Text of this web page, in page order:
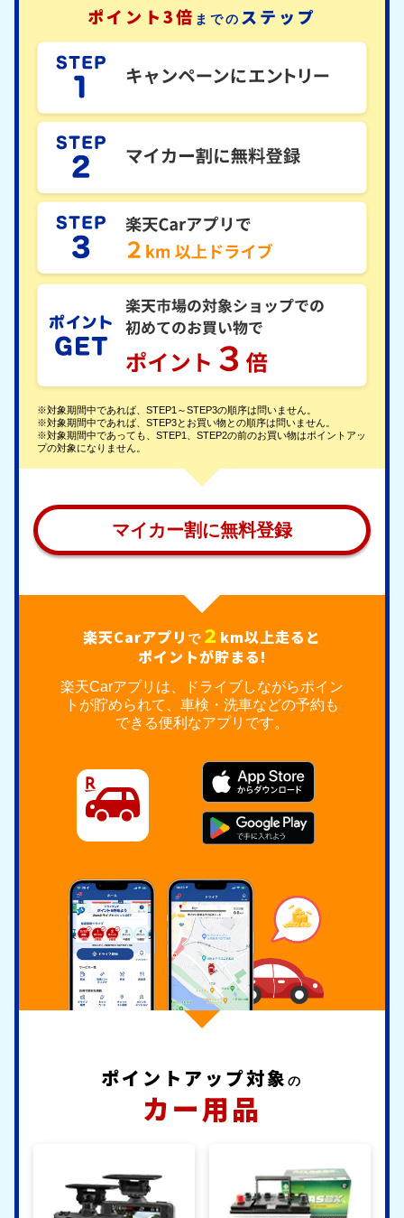
ポイント3倍 までの ステップ
※対象期間中であれば、STEP1～STEP3の順序は問いません。
※対象期間中であれば、STEP3とお買い物との順序は問いません。
※対象期間中であっても、STEP1、STEP2の前のお買い物はポイントアッ
プの対象になりません。
マイカー割に無料登録
楽天Carアプリ で ２ km以上走ると
ポイントが貯まる!
楽天Carアプリは、ドライブしながらポイン
トが貯められて、車検・洗車などの予約も
できる便利なアプリです。
ポイントアップ対象 の
カー用品